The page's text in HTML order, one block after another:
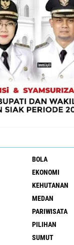
BOLA
EKONOMI
KEHUTANAN
MEDAN
PARIWISATA
PILIHAN
SUMUT